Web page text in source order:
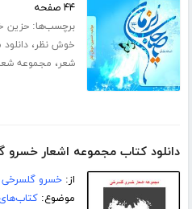
۴۴ صفحه
برچسب‌ها:حزین
خوش نظر،
شعر، مجموعه
دانلود کتاب مجموعه اشعار خسرو
از:خسرو گلسرخی
موضوع: